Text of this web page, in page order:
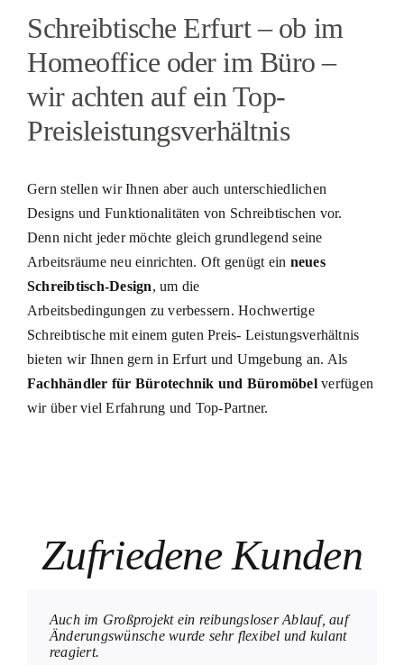
Schreibtische Erfurt – ob im
Homeoffice oder im Büro –
wir achten auf ein Top-
Preisleistungsverhältnis
Gern stellen wir Ihnen aber auch unterschiedlichen
Designs und Funktionalitäten von Schreibtischen vor.
Denn nicht jeder möchte gleich grundlegend seine
Arbeitsräume neu einrichten. Oft genügt ein neues
Schreibtisch-Design, um die
Arbeitsbedingungen zu verbessern. Hochwertige
Schreibtische mit einem guten Preis- Leistungsverhältnis
bieten wir Ihnen gern in Erfurt und Umgebung an. Als
Fachhändler für Bürotechnik und Büromöbelverfügen
wir über viel Erfahrung und Top-Partner.
Zufriedene Kunden
Auch im Großprojekt ein reibungsloser Ablauf, auf
Änderungswünsche wurde sehr flexibel und kulant
reagiert.
Dank des Digitalpakts haben wir bereits die zweite
Komplettausstattung mit B&DT realisiert. Mit
kompetenter Beratung konnten wir
Stets ein zuverlässiger Partner, es wird immer nach
den Wünschen des Kunden geschaut. Ein Partner
der gerne auch mal einen Handschlag mehr
Ein super Komplettpaket: Beratung, Planung,
Lieferung, Service und Schulung, alles aus einer
Hand an allen Standorten bundesweit!
Eine Jahrelange vertrauensvolle Zusammenarbeit,
auch über europäische Grenzen hinweg immer für
uns da!
Kreative und unproblematische Lösung zur
Weiterverwendung bestehender
Höhenverstellungen mit top modernen Displays,